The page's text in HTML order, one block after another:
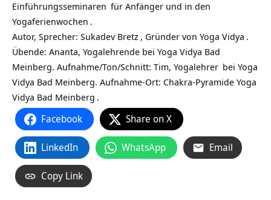
Einführungsseminaren für Anfänger und in den
Yogaferienwochen .
Autor, Sprecher: Sukadev Bretz , Gründer von Yoga Vidya .
Übende: Ananta, Yogalehrende bei Yoga Vidya Bad
Meinberg. Aufnahme/Ton/Schnitt: Tim, Yogalehrer bei Yoga
Vidya Bad Meinberg. Aufnahme-Ort: Chakra-Pyramide Yoga
Vidya Bad Meinberg .
Facebook Share on X
LinkedIn WhatsApp Email
Copy Link